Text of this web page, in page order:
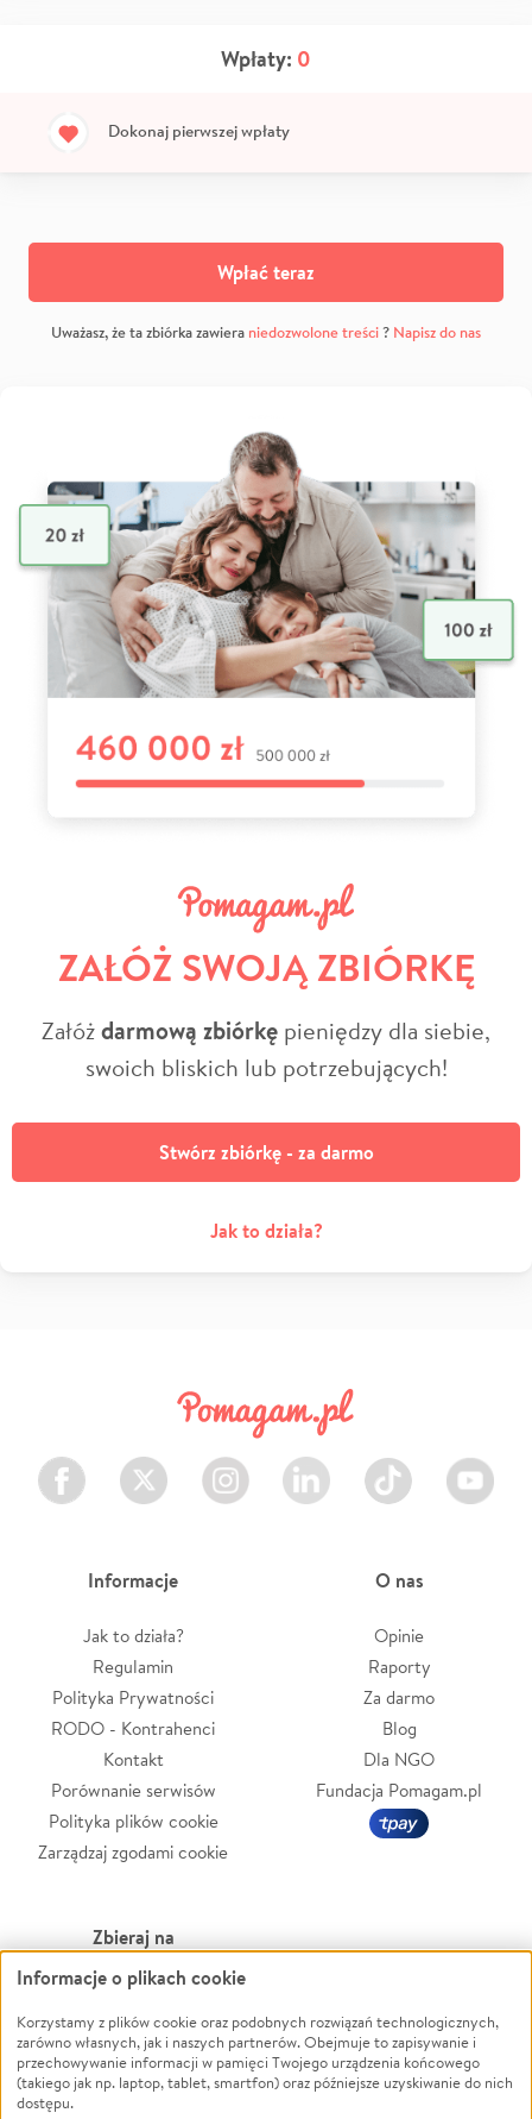
Wpłaty: 0
Dokonaj pierwszej wpłaty
Wpłać teraz
Uważasz, że ta zbiórka zawiera niedozwolone treści? Napisz do nas
ZAŁÓŻ SWOJĄ ZBIÓRKĘ
Załóżdarmową zbiórkę pieniędzy dla siebie,
swoich bliskich lub potrzebujących!
Stwórz zbiórkę - za darmo
Jak to działa?
Facebook Twitter Instagram LinkedIn TikTok Youtube
Informacje
Jak to działa?
Regulamin
Polityka Prywatności
RODO - Kontrahenci
Kontakt
Porównanie serwisów
Polityka plików cookie
Zarządzaj zgodami cookie
O nas
Opinie
Raporty
Za darmo
Blog
Dla NGO
Fundacja Pomagam.pl
Zbieraj na
Leczenie
Zwierzęta
Pożar
Ukraina
Powódź
Wichura
NGO
Informacje o plikach cookie
Korzystamy z plików cookie oraz podobnych rozwiązań technologicznych,
zarówno własnych, jak i naszych partnerów. Obejmuje to zapisywanie i
przechowywanie informacji w pamięci Twojego urządzenia końcowego
(takiego jak np. laptop, tablet, smartfon) oraz późniejsze uzyskiwanie do nich
dostępu.